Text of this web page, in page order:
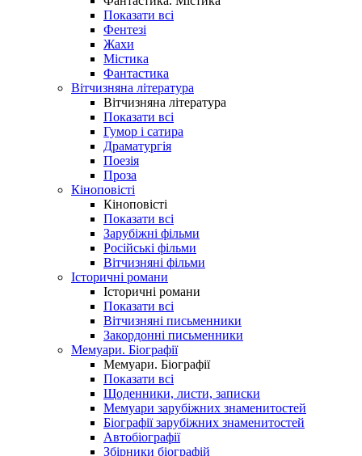
Показати всі
Фентезі
Жахи
Містика
Фантастика
Вітчизняна література
Вітчизняна література
Показати всі
Гумор і сатира
Драматургія
Поезія
Проза
Кіноповісті
Кіноповісті
Показати всі
Зарубіжні фільми
Російські фільми
Вітчизняні фільми
Історичні романи
Історичні романи
Показати всі
Вітчизняні письменники
Закордонні письменники
Мемуари. Біографії
Мемуари. Біографії
Показати всі
Щоденники, листи, записки
Мемуари зарубіжних знаменитостей
Біографії зарубіжних знаменитостей
Автобіографії
Збірники біографій